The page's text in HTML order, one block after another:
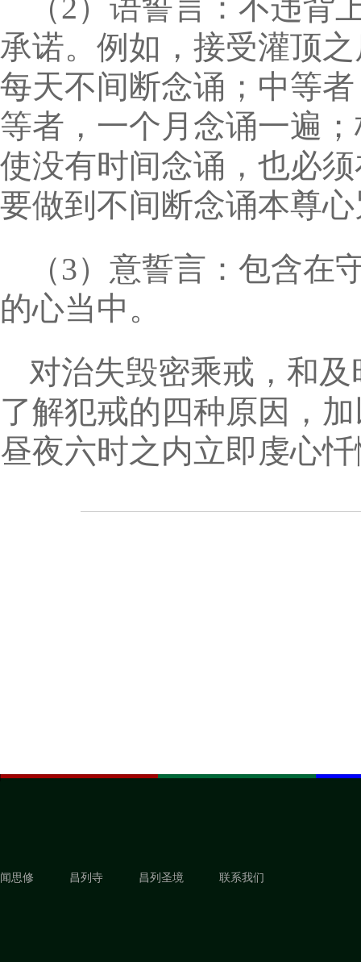
（2）语誓言：不违
承诺。例如，接受灌顶
每天不间断念诵；中等
等者，一个月念诵一遍
使没有时间念诵，也必
要做到不间断念诵本尊
（3）意誓言：包含
的心当中。
对治失毁密乘戒，和
了解犯戒的四种原因，
昼夜六时之内立即虔心
闻思修 昌列寺 昌列圣境 联系我们